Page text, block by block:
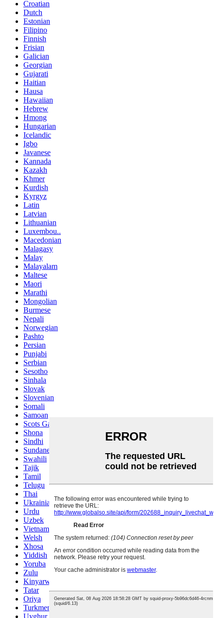
Croatian
Dutch
Estonian
Filipino
Finnish
Frisian
Galician
Georgian
Gujarati
Haitian
Hausa
Hawaiian
Hebrew
Hmong
Hungarian
Icelandic
Igbo
Javanese
Kannada
Kazakh
Khmer
Kurdish
Kyrgyz
Latin
Latvian
Lithuanian
Luxembou..
Macedonian
Malagasy
Malay
Malayalam
Maltese
Maori
Marathi
Mongolian
Burmese
Nepali
Norwegian
Pashto
Persian
Punjabi
Serbian
Sesotho
Sinhala
Slovak
Slovenian
Somali
Samoan
Scots Gaelic
Shona
Sindhi
Sundanese
Swahili
Tajik
Tamil
Telugu
Thai
Ukrainian
Urdu
Uzbek
Vietnamese
Welsh
Xhosa
Yiddish
Yoruba
Zulu
Kinyarwanda
Tatar
Oriya
Turkmen
Uyghur